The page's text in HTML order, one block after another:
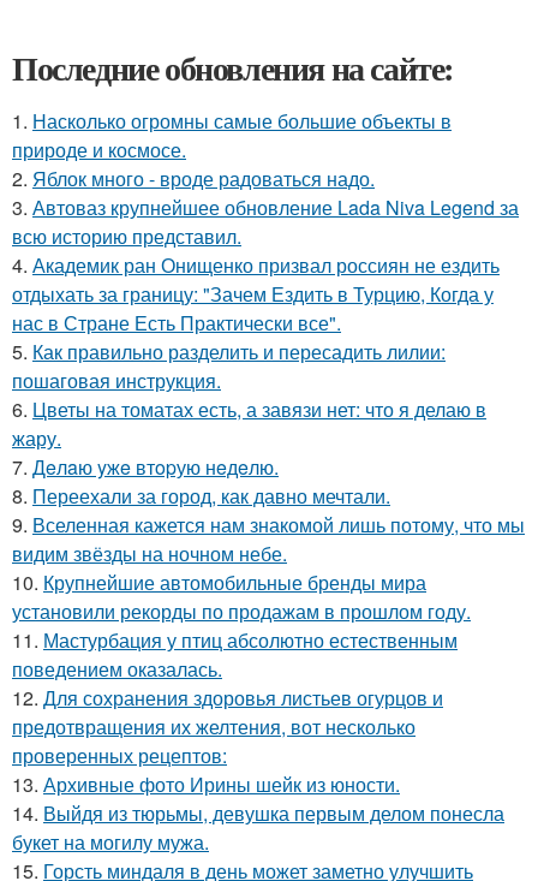
Последние обновления на сайте:
1. Насколько огромны самые большие объекты в
природе и космосе.
2. Яблок много - вроде радоваться надо.
3. Автоваз крупнейшее обновление Lada Niva Legend за
всю историю представил.
4. Академик ран Онищенко призвал россиян не ездить
отдыхать за границу: "Зачем Ездить в Турцию, Когда у
нас в Стране Есть Практически все".
5. Как правильно разделить и пересадить лилии:
пошаговая инструкция.
6. Цветы на томатах есть, а завязи нет: что я делаю в
жару.
7. Дeлaю yжe втopую нeдeлю.
8. Переехали за город, как давно мечтали.
9. Вселенная кажется нам знакомой лишь потому, что мы
видим звёзды на ночном небе.
10. Крупнейшие автомобильные бренды мира
установили рекорды по продажам в прошлом году.
11. Мастурбация у птиц абсолютно естественным
поведением оказалась.
12. Для сохранения здоровья листьев огурцов и
предотвращения их желтения, вот несколько
проверенных рецептов:
13. Архивные фото Ирины шейк из юности.
14. Выйдя из тюрьмы, девушка первым делом понесла
букет на могилу мужа.
15. Горсть миндаля в день может заметно улучшить